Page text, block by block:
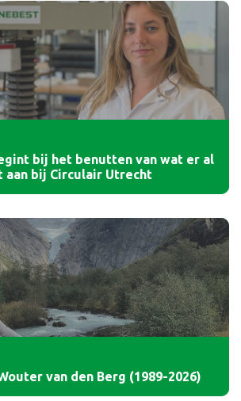
bij het benutten van wat er al
aan bij Circulair Utrecht
van den Berg (1989-2026)